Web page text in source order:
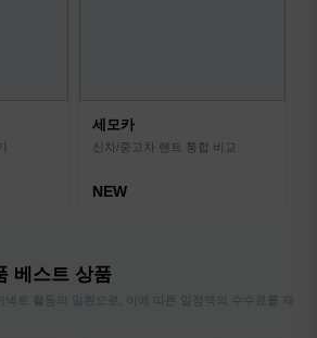
세모카
신차/중고차 렌트 통합 비교
NEW
베스트 상품
트 활동의 일환으로, 이에 따른 일정액의 수수료를 제